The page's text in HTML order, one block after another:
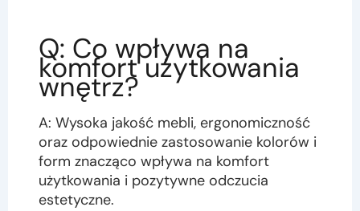
Q: Co wpływa na
komfort użytkowania
wnętrz?
A: Wysoka jakość mebli, ergonomiczność
oraz odpowiednie zastosowanie kolorów i
form znacząco wpływa na komfort
użytkowania i pozytywne odczucia
estetyczne.